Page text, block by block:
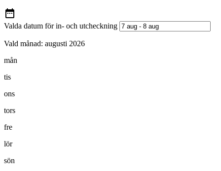
Valda datum för in- och utcheckning
Vald månad: augusti 2026
mån
tis
ons
tors
fre
lör
sön